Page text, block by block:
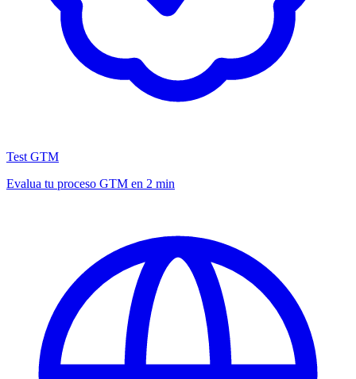
Test GTM
Evalua tu proceso GTM en 2 min